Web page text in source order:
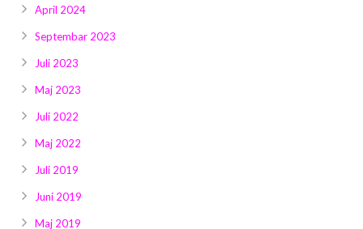
April 2024
Septembar 2023
Juli 2023
Maj 2023
Juli 2022
Maj 2022
Juli 2019
Juni 2019
Maj 2019